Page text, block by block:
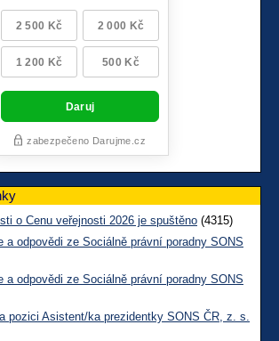
o Cenu veřejnosti 2026 je spuštěno (4315)
a odpovědi ze Sociálně právní poradny SONS
a odpovědi ze Sociálně právní poradny SONS
pozici Asistent/ka prezidentky SONS ČR, z. s.